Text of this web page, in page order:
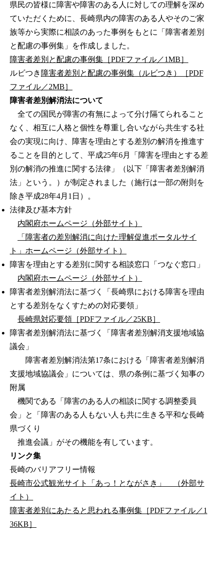
県民の皆様に障害や障害のある人に対しての理解を深め
ていただくために、長崎県内の障害のある人やそのご家
族等から実際に相談のあった事例をもとに「障害者差別
と配慮の事例集」を作成しました。
障害者差別と配慮の事例集［PDFファイル／1MB］
ルビつき 障害者差別と配慮の事例集（ルビつき）［PDF
ファイル／2MB］
障害者差別解消法について
全ての国民が障害の有無によって分け隔てられること
なく、相互に人格と個性を尊重し合いながら共生する社
会の実現に向け、障害を理由とする差別の解消を推進す
ることを目的として、平成25年6月「障害を理由とする差
別の解消の推進に関する法律」（以下「障害者差別解消
法」という。）が制定されました（施行は一部の附則を
除き平成28年4月1日）。
法律及び基本方針
内閣府ホームページ（外部サイト）
「障害者の差別解消に向けた理解促進ポータルサイ
ト」ホームページ（外部サイト）
障害を理由とする差別に関する相談窓口「つなぐ窓口」
内閣府ホームページ（外部サイト）
障害者差別解消法に基づく「長崎県における障害を理由
とする差別をなくすための対応要領」
長崎県対応要領［PDFファイル／25KB］
障害者差別解消法に基づく「障害者差別解消支援地域協
議会」
障害者差別解消法第17条における「障害者差別解消
支援地域協議会」については、県の条例に基づく知事の
附属
機関である「障害のある人の相談に関する調整委員
会」と「障害のある人もない人も共に生きる平和な長崎
県づくり
推進会議」がその機能を有しています。
リンク集
長崎のバリアフリー情報
長崎市公式観光サイト「あっ！とながさき」 （外部サ
イト）
障害者差別にあたると思われる事例集［PDFファイル／1
36KB］